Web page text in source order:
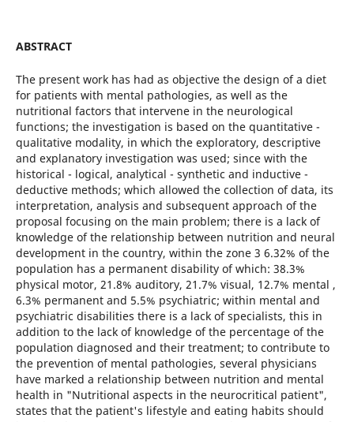
ABSTRACT
The present work has had as objective the design of a diet
for patients with mental pathologies, as well as the
nutritional factors that intervene in the neurological
functions; the investigation is based on the quantitative -
qualitative modality, in which the exploratory, descriptive
and explanatory investigation was used; since with the
historical - logical, analytical - synthetic and inductive -
deductive methods; which allowed the collection of data, its
interpretation, analysis and subsequent approach of the
proposal focusing on the main problem; there is a lack of
knowledge of the relationship between nutrition and neural
development in the country, within the zone 3 6.32% of the
population has a permanent disability of which: 38.3%
physical motor, 21.8% auditory, 21.7% visual, 12.7% mental ,
6.3% permanent and 5.5% psychiatric; within mental and
psychiatric disabilities there is a lack of specialists, this in
addition to the lack of knowledge of the percentage of the
population diagnosed and their treatment; to contribute to
the prevention of mental pathologies, several physicians
have marked a relationship between nutrition and mental
health in "Nutritional aspects in the neurocritical patient",
states that the patient's lifestyle and eating habits should